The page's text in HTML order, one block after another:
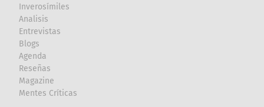
Inverosímiles
Analisis
Entrevistas
Blogs
Agenda
Reseñas
Magazine
Mentes Críticas